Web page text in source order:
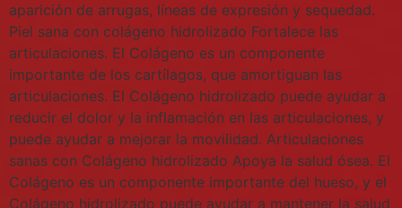
aparición de arrugas, líneas de expresión y sequedad.
Piel sana con colágeno hidrolizado Fortalece las
articulaciones. El Colágeno es un componente
importante de los cartílagos, que amortiguan las
articulaciones. El Colágeno hidrolizado puede ayudar a
reducir el dolor y la inflamación en las articulaciones, y
puede ayudar a mejorar la movilidad. Articulaciones
sanas con Colágeno hidrolizado Apoya la salud ósea. El
Colágeno es un componente importante del hueso, y el
Colágeno hidrolizado puede ayudar a mantener la salud